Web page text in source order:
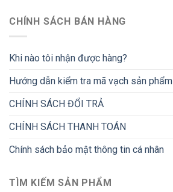
CHÍNH SÁCH BÁN HÀNG
Khi nào tôi nhận được hàng?
Hướng dẫn kiểm tra mã vạch sản phẩm
CHÍNH SÁCH ĐỔI TRẢ
CHÍNH SÁCH THANH TOÁN
Chính sách bảo mật thông tin cá nhân
TÌM KIẾM SẢN PHẨM